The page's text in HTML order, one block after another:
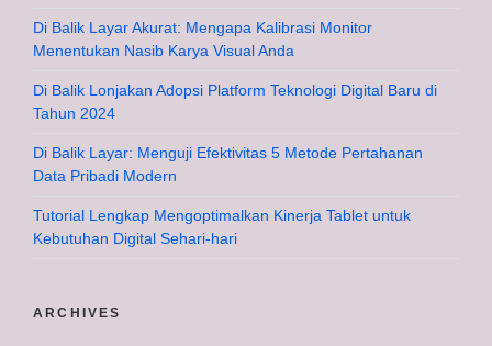
Di Balik Layar Akurat: Mengapa Kalibrasi Monitor
Menentukan Nasib Karya Visual Anda
Di Balik Lonjakan Adopsi Platform Teknologi Digital Baru di
Tahun 2024
Di Balik Layar: Menguji Efektivitas 5 Metode Pertahanan
Data Pribadi Modern
Tutorial Lengkap Mengoptimalkan Kinerja Tablet untuk
Kebutuhan Digital Sehari-hari
ARCHIVES